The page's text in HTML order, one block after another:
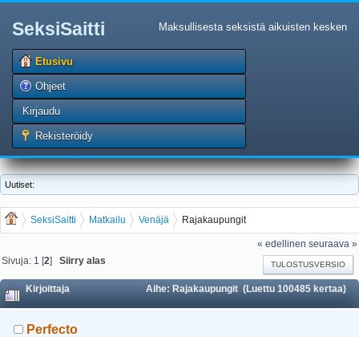
SeksiSaitti Maksullisesta seksistä aikuisten kesken
Etusivu
Ohjeet
Kirjaudu
Rekisteröidy
Uutiset:
SeksiSaitti Matkailu Venäjä Rajakaupungit
« edellinen seuraava »
TULOSTUSVERSIO
Sivuja: 1 [2]Siirry alas
Kirjoittaja Aihe: Rajakaupungit (Luettu 100485 kertaa)
Perfecto